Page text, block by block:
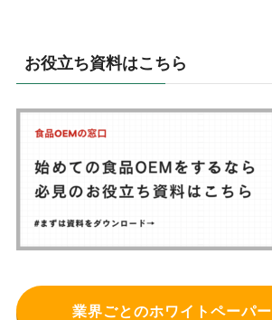
お役立ち資料はこちら
業界ごとのホワイトペーパ